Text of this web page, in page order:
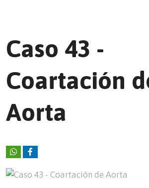
Caso 43 -
Coartación
Aorta